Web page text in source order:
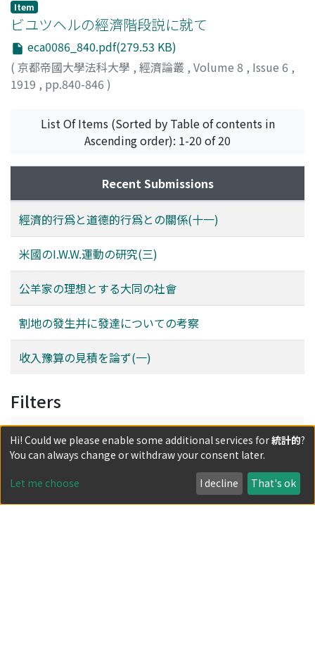
Item
ビユツヘルの經濟階段説に就て
eca0086_840.pdf(279.53 KB)
( 京都帝國大學法科大學 , 經濟論叢 , Volume 8 , Issue 6 ,
1919 , pp.840-846 )
List Of Items (Sorted by Table of contents in
Ascending order): 1-20 of 20
Recent Submissions
經濟的行爲と道德的行爲との關係(十一)
米國のI.W.W.運動の研究(三)
公羊家の理想とする大同の社會
割地の發生并に發達についての考察
收入豫算の見積を論ず(一)
Filters
Author
Hi! Could we please enable some additional services for統計的?
You can always change or withdraw your consent later.
Let me choose I decline That's ok